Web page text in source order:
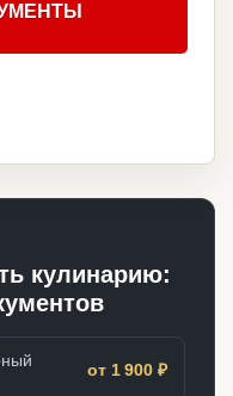
кулинарию:
от 1 900 ₽